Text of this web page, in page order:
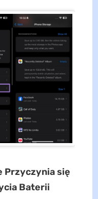
Przyczynia się
Baterii